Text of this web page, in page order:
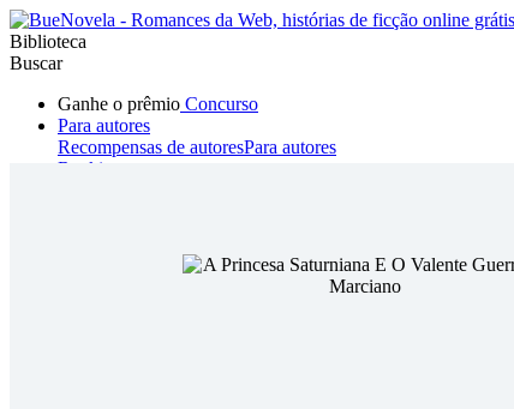
Biblioteca
Buscar
Ganhe o prêmio Concurso
Para autores
Recompensas de autoresPara autores
Ranking
Hombre lobo Mafia Sistema Fantasía Urbano